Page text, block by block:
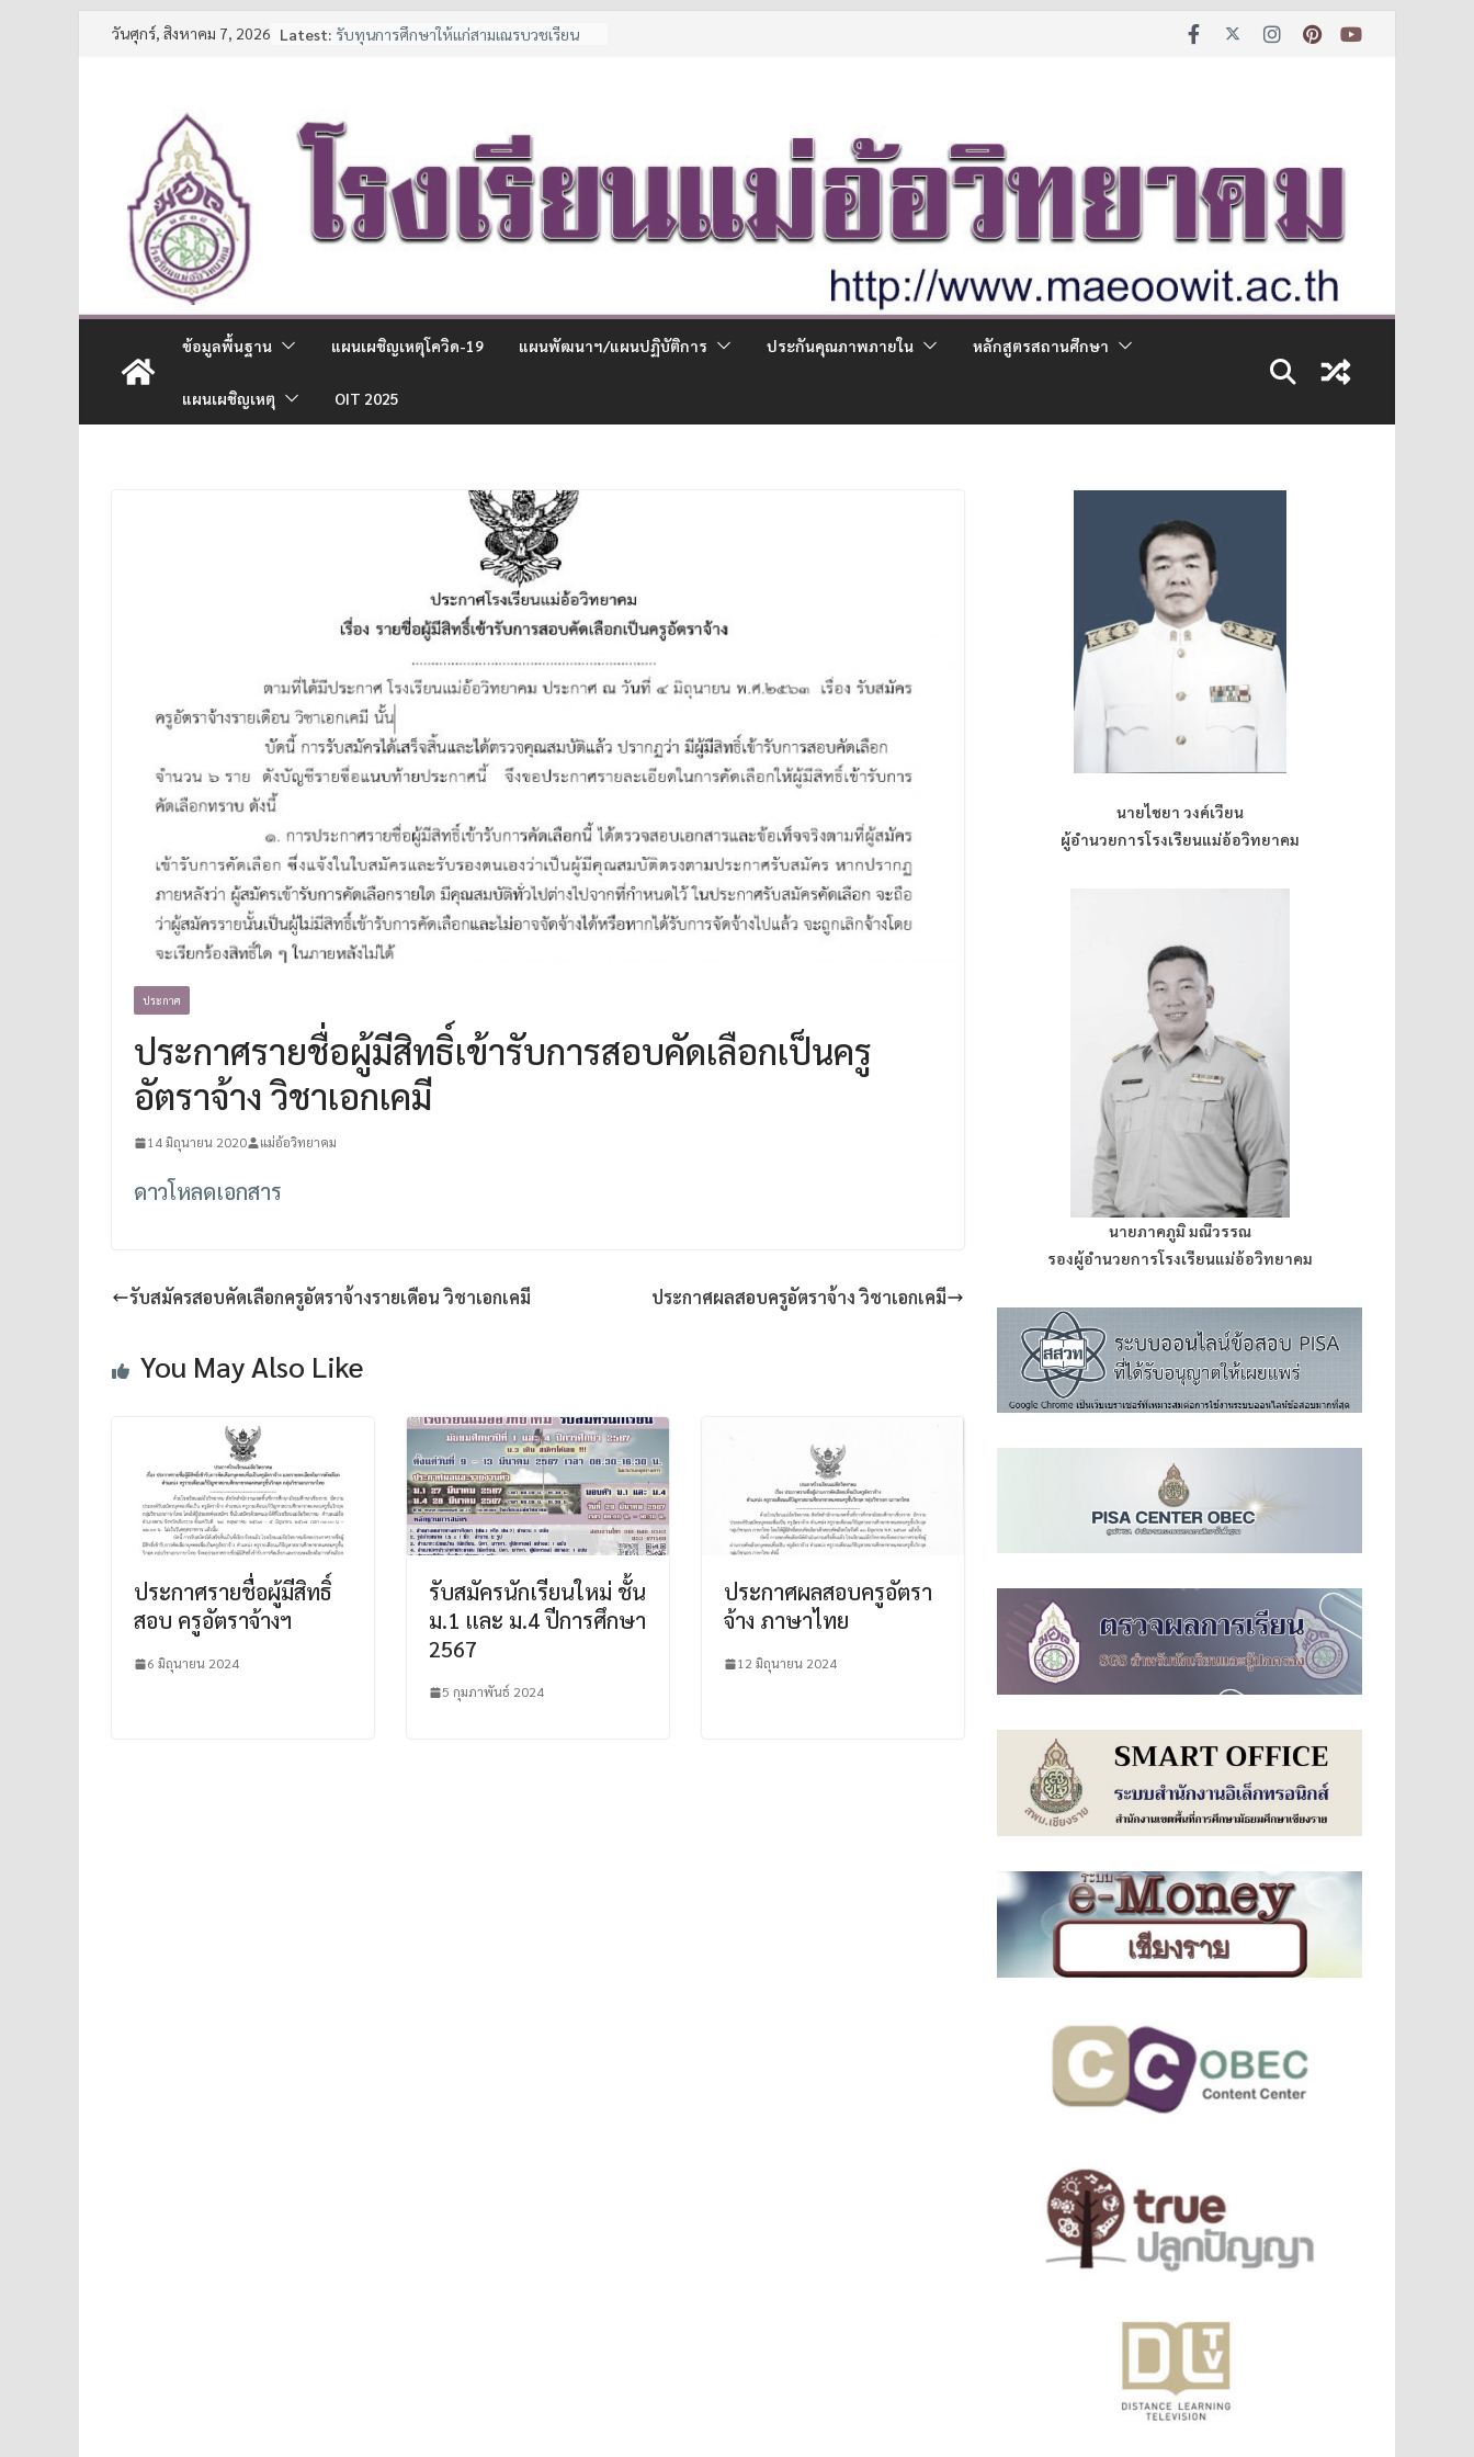
วันศุกร์, สิงหาคม 7, 2026 Latest: รับทุนการศึกษาให้แก่สามเณรบวชเรียน
จาก สพฐ.
ประกาศรายชื่อนักเรียนชั้น ม.1 และ ม.4 ปี
การศึกษา 2569
ประกาศรับสมัครนักเรียน
ข้อมูลพื้นฐาน แผนเผชิญเหตุโควิด-19 แผนพัฒนาฯ/แผนปฏิบัติการ ประกันคุณภาพภายใน หลักสูตรสถานศึกษา
แผนเผชิญเหตุ OIT 2025
ประกาศ
ประกาศรายชื่อผู้มีสิทธิ์เข้ารับการสอบคัดเลือกเป็นครู
อัตราจ้าง วิชาเอกเคมี
14 มิถุนายน 2020 แม่อ้อวิทยาคม
ดาวโหลดเอกสาร
รับสมัครสอบคัดเลือกครูอัตราจ้างรายเดือน วิชาเอกเคมี ประกาศผลสอบครูอัตราจ้าง วิชาเอกเคมี
You May Also Like
ประกาศรายชื่อผู้มีสิทธิ์
สอบ ครูอัตราจ้างฯ
6 มิถุนายน 2024
รับสมัครนักเรียนใหม่ ชั้น
ม.1 และ ม.4 ปีการศึกษา
2567
5 กุมภาพันธ์ 2024
ประกาศผลสอบครูอัตรา
จ้าง ภาษาไทย
12 มิถุนายน 2024
นายไชยา วงค์เวียน
ผู้อำนวยการโรงเรียนแม่อ้อวิทยาคม
นายภาคภูมิ มณีวรรณ
รองผู้อำนวยการโรงเรียนแม่อ้อวิทยาคม